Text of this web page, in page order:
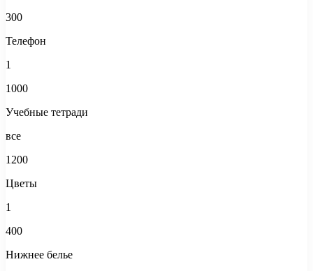
300
Телефон
1
1000
Учебные тетради
все
1200
Цветы
1
400
Нижнее белье